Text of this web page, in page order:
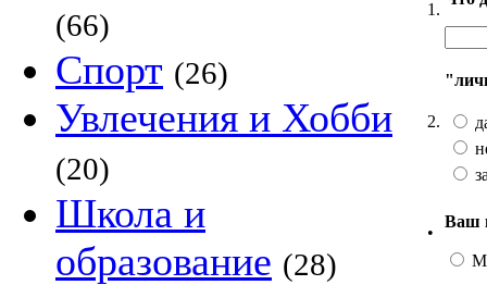
(66)
Спорт (26)
Увлечения и Хобби
(20)
Школа и
образование (28)
1.
2.
•
Ваш